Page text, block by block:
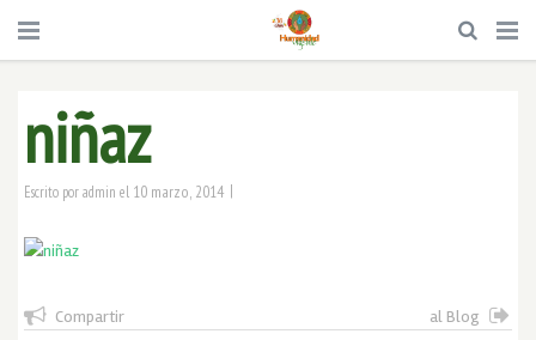
niñaz
Escrito poradmin el 10 marzo, 2014 |
Compartir al Blog